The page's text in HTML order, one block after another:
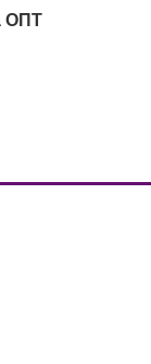
ОПТ